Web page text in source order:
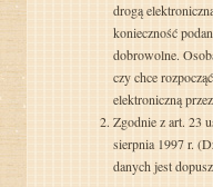
drogą
konieczność
dobrowolne.
czy chce
elektroniczną
Zgodnie z art. 23
sierpnia 1997 r.
danych jest